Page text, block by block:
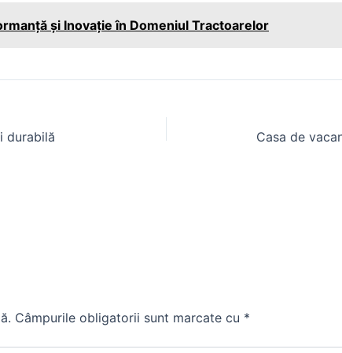
și Inovație în Domeniul Tractoarelor
durabilă
Câmpurile obligatorii sunt marcate cu *